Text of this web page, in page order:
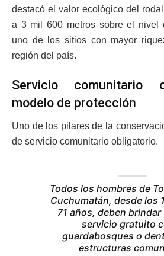
destacó el valor ecológico del
a 3 mil 600 metros sobre el nivel
uno de los sitios con mayor
región del país.
Servicio comunitario
modelo de protección
Uno de los pilares de la
de servicio comunitario obligatorio.
Todos los hombres de
Cuchumatán, desde los
71 años, deben brindar
servicio gratuito
guardabosques o
estructuras